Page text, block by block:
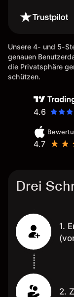
Unsere 4- und 5-
genauen
die Privatsphäre
schützen.
4.6
4.7
Drei
1.
2.